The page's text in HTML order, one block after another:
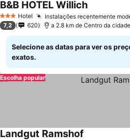
3 EstrelasHotel Instalações recentemente
B&B HOTEL Willich
7,2 620 a 2.8 km de Centro da cidade
Selecione as datas para ver os
exatos.
Escolha popular
Landgut Ramshof